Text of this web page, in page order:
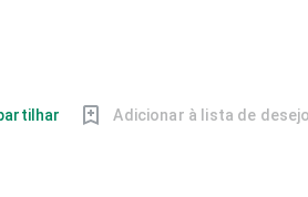
Adicionar à lista de